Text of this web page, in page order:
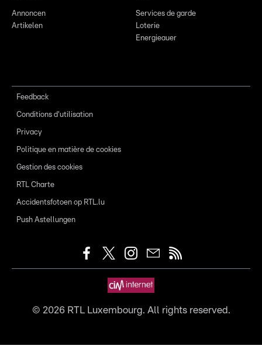
Annoncen
Artikelen
Services de garde
Loterie
Energieauer
Feedback
Conditions d'utilisation
Privacy
Politique en matière de cookies
Gestion des cookies
RTL Charte
Accidentsfotoen op RTL.lu
Push Astellungen
© 2026RTL Luxembourg. All rights reserved.